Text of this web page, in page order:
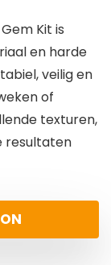
Kit is
en harde
veilig en
of
texturen,
resultaten